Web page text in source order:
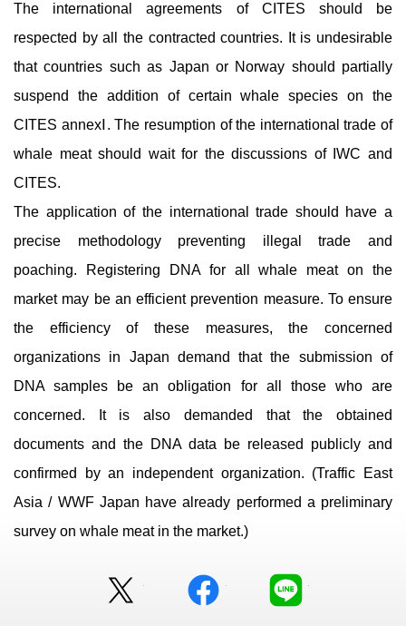
The international agreements of CITES should be
respected by all the contracted countries. It is undesirable
that countries such as Japan or Norway should partially
suspend the addition of certain whale species on the
CITES annexⅠ. The resumption of the international trade of
whale meat should wait for the discussions of IWC and
CITES.
The application of the international trade should have a
precise methodology preventing illegal trade and
poaching. Registering DNA for all whale meat on the
market may be an efficient prevention measure. To ensure
the efficiency of these measures, the concerned
organizations in Japan demand that the submission of
DNA samples be an obligation for all those who are
concerned. It is also demanded that the obtained
documents and the DNA data be released publicly and
confirmed by an independent organization. (Traffic East
Asia / WWF Japan have already performed a preliminary
survey on whale meat in the market.)
facebook